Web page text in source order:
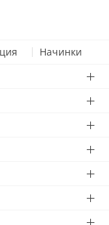
Начинки